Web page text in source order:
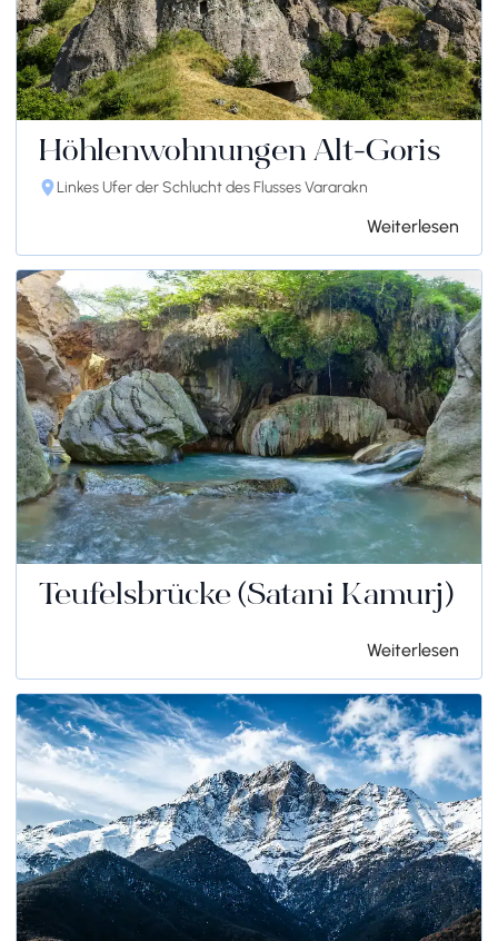
Höhlenwohnungen Alt-Goris
Linkes Ufer der Schlucht des Flusses Vararakn
Weiterlesen
Teufelsbrücke (Satani Kamurj)
Weiterlesen